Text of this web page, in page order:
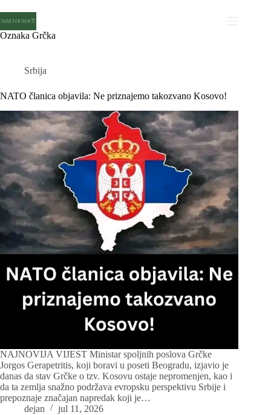
to
content
Oznaka Grčka
Srbija
NATO članica objavila: Ne priznajemo takozvano Kosovo!
NAJNOVIJA VIJEST Ministar spoljnih poslova Grčke
Jorgos Gerapetritis, koji boravi u poseti Beogradu, izjavio je
danas da stav Grčke o tzv. Kosovu ostaje nepromenjen, kao i
da ta zemlja snažno podržava evropsku perspektivu Srbije i
prepoznaje značajan napredak koji je…
dejan
jul 11, 2026